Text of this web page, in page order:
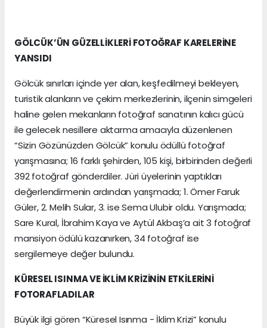
GÖLCÜK’ÜN GÜZELLİKLERİ FOTOĞRAF KARELERİNE
YANSIDI
Gölcük sınırları içinde yer alan, keşfedilmeyi bekleyen,
turistik alanların ve çekim merkezlerinin, ilçenin simgeleri
haline gelen mekanların fotoğraf sanatının kalıcı gücü
ile gelecek nesillere aktarma amacıyla düzenlenen
“Sizin Gözünüzden Gölcük” konulu ödüllü fotoğraf
yarışmasına; 16 farklı şehirden, 105 kişi, birbirinden değerli
392 fotoğraf gönderdiler. Jüri üyelerinin yaptıkları
değerlendirmenin ardından yarışmada; 1. Ömer Faruk
Güler, 2. Melih Sular, 3. ise Sema Ulubir oldu. Yarışmada;
Sare Kural, İbrahim Kaya ve Aytül Akbaş’a ait 3 fotoğraf
mansiyon ödülü kazanırken, 34 fotoğraf ise
sergilemeye değer bulundu.
KÜRESEL ISINMA VE İKLİM KRİZİNİN ETKİLERİNİ
FOTORAFLADILAR
Büyük ilgi gören “Küresel Isınma - İklim Krizi” konulu